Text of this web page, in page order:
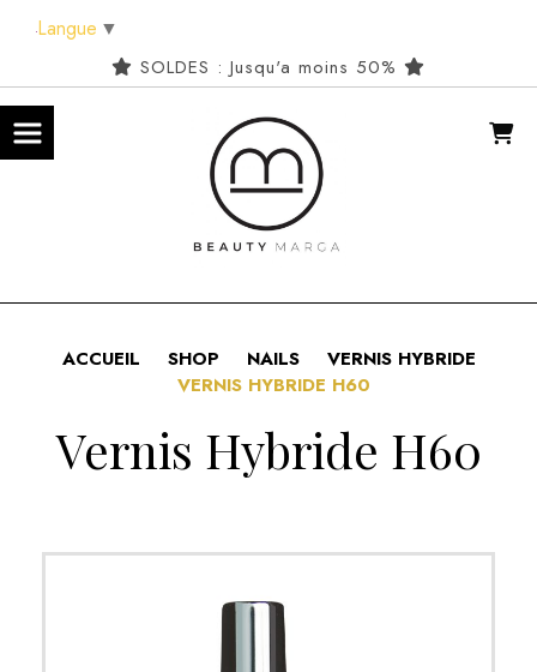
SOLDES : Jusqu'a moins 50%
ACCUEIL SHOP NAILS
VERNIS HYBRIDE
VERNIS HYBRIDE H60
Vernis Hybride H60
Langue ▼